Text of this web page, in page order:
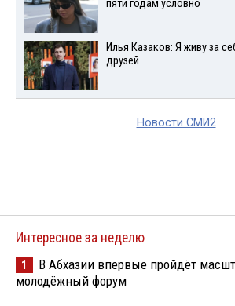
пяти годам условно
Илья Казаков: Я живу за
друзей
Новости СМИ2
Интересное за неделю
1
В Абхазии впервые пройдёт
молодёжный форум